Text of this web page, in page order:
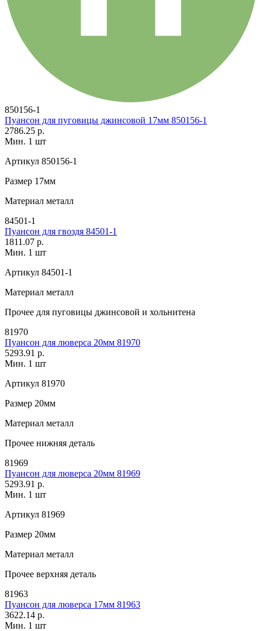
850156-1
Пуансон для пуговицы джинсовой 17мм 850156-1
2786.25 р.
Мин. 1 шт
Артикул 850156-1
Размер 17мм
Материал металл
84501-1
Пуансон для гвоздя 84501-1
1811.07 р.
Мин. 1 шт
Артикул 84501-1
Материал металл
Прочее для пуговицы джинсовой и хольнитена
81970
Пуансон для люверса 20мм 81970
5293.91 р.
Мин. 1 шт
Артикул 81970
Размер 20мм
Материал металл
Прочее нижняя деталь
81969
Пуансон для люверса 20мм 81969
5293.91 р.
Мин. 1 шт
Артикул 81969
Размер 20мм
Материал металл
Прочее верхняя деталь
81963
Пуансон для люверса 17мм 81963
3622.14 р.
Мин. 1 шт